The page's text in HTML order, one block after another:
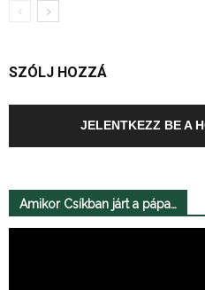
SZÓLJ HOZZÁ
JELENTKEZZ BE A
Amikor Csíkban járt a pápa…